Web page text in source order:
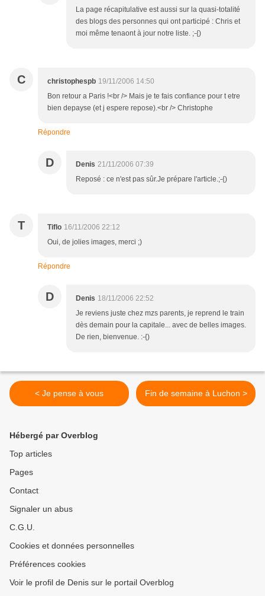
La page récapitulative est aussi sur la quasi-totalité
des blogs des personnes qui ont participé : Chris et
moi même tenaont à jour notre liste. ;-{)
C christophespb 19/11/2006 14:50
Bon retour a Paris !<br /> Mais je te fais confiance pour t etre
bien depayse (et j espere repose).<br /> Christophe
Répondre
D Denis 21/11/2006 07:39
Reposé : ce n'est pas sûr.Je prépare l'article.;-{)
T Tiflo 16/11/2006 22:12
Oui, de jolies images, merci ;)
Répondre
D Denis 18/11/2006 22:52
Je reviens juste chez mzs parents, je reprend le train
dès demain pour la capitale... avec de belles images.
De rien, bienvenue. :-{)
< Je pense à vous Fin de semaine à Luchon >
Hébergé par Overblog
Top articles
Pages
Contact
Signaler un abus
C.G.U.
Cookies et données personnelles
Préférences cookies
Voir le profil de Denis sur le portail Overblog